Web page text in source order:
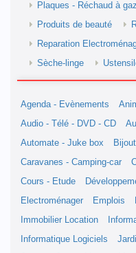
Plaques - Réchaud à gaz
Produits de beauté
Reparation
Sèche-linge
Agenda - Evènements
Audio - Télé - DVD - CD
Automate - Juke box
Caravanes - Camping-car
Cours - Etude
Electroménager
Emplois
Immobilier Location
Informatique Logiciels